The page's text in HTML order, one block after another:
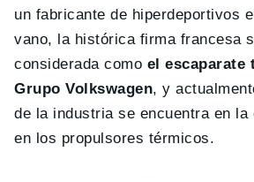
un fabricante de hiperdeportivos
vano, la histórica firma francesa
considerada como el escaparate
Grupo Volkswagen, y
de la industria se encuentra en
en los propulsores térmicos.